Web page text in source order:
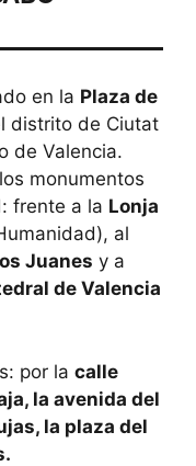
en la Plaza de
distrito de Ciutat
de Valencia.
monumentos
frente a la Lonja
al
Juanes y a
de Valencia
por la calle
la avenida del
la plaza del